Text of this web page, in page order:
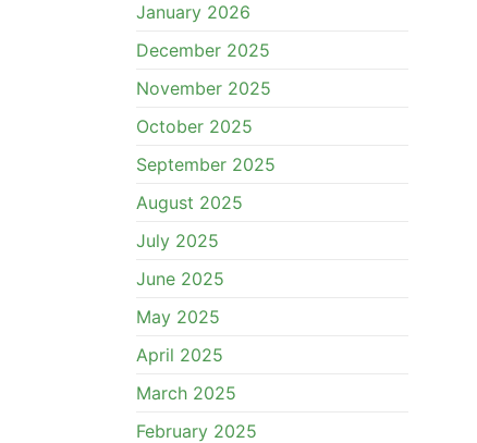
January 2026
December 2025
November 2025
October 2025
September 2025
August 2025
July 2025
June 2025
May 2025
April 2025
March 2025
February 2025